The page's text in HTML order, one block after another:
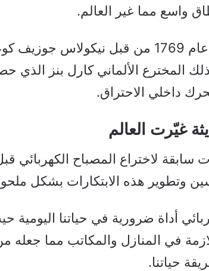
واسع مما غير العالم.
في الواقع تم بناء أول سيارة في عام 1769 من قبل
المخترع الألماني كارل بنز الذي
داخلي الاحتراق.
لاختراع المصباح الكهربائي
وتطوير هذه الابتكارات بشكل
أداة ضرورية في حياتنا اليومية
في المنازل والمكاتب مما جعله
حياتنا.